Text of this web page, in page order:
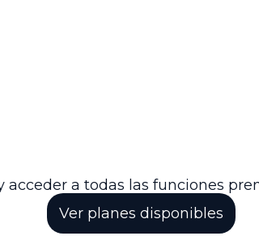
a todas las funciones
Ver planes disponibles